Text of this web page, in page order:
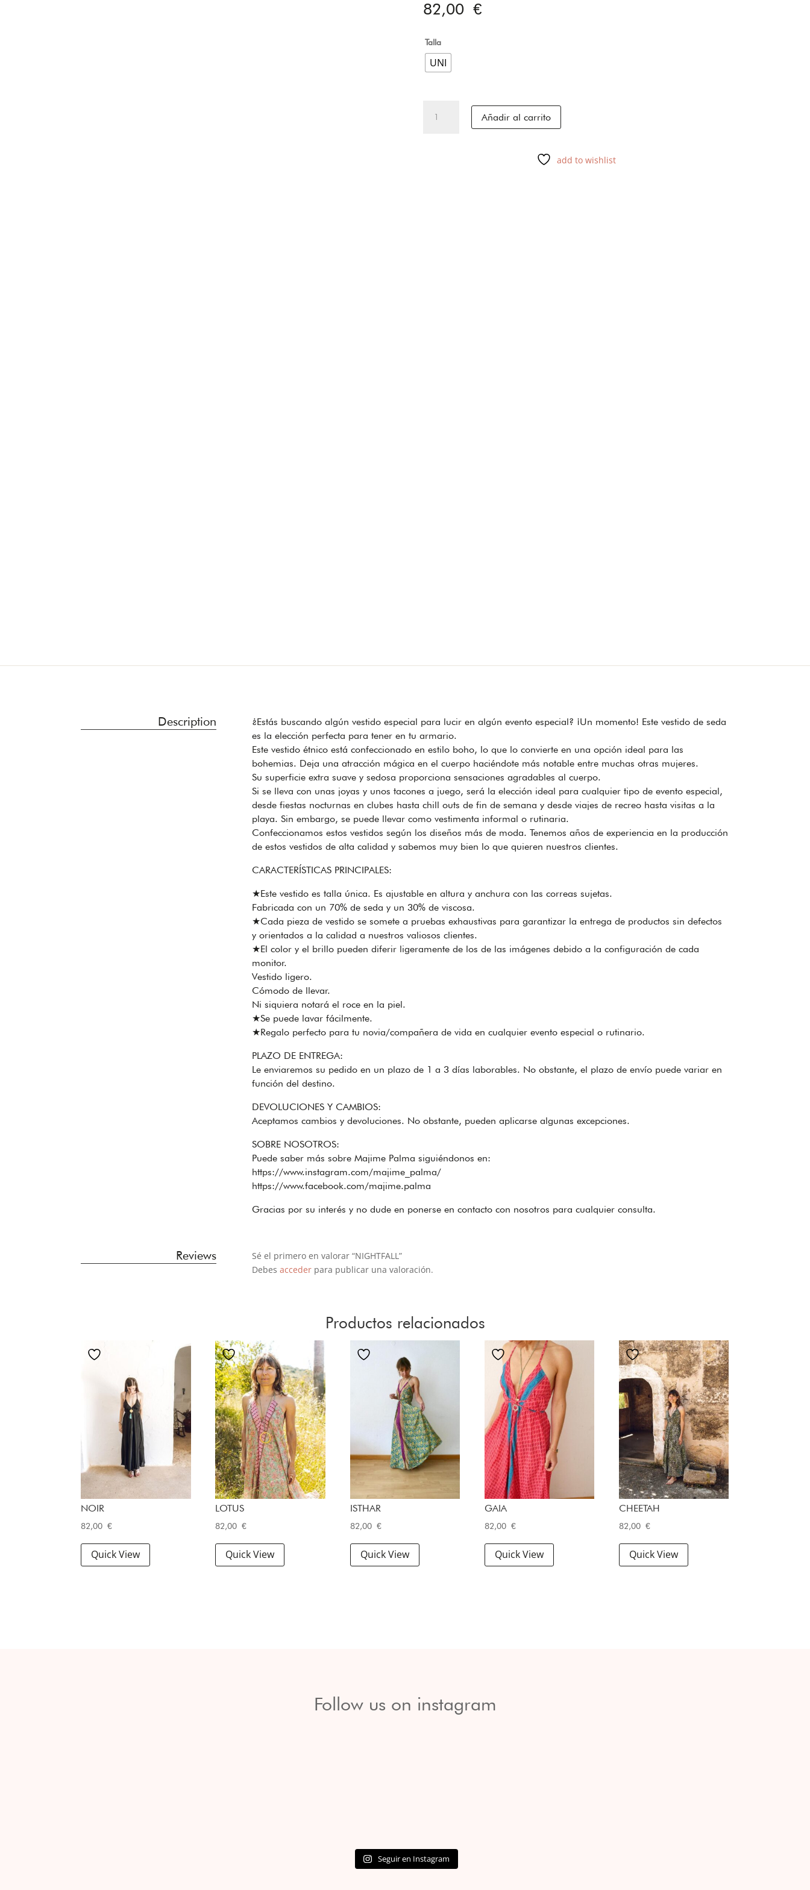
82,00 €
Talla
UNI
cantidad
Añadir al carrito
add to wishlist
Description
¿Estás buscando algún vestido especial para lucir en algún evento especial? ¡Un momento! Este vestido de seda
es la elección perfecta para tener en tu armario.
Este vestido étnico está confeccionado en estilo boho, lo que lo convierte en una opción ideal para las
bohemias. Deja una atracción mágica en el cuerpo haciéndote más notable entre muchas otras mujeres.
Su superficie extra suave y sedosa proporciona sensaciones agradables al cuerpo.
Si se lleva con unas joyas y unos tacones a juego, será la elección ideal para cualquier tipo de evento especial,
desde fiestas nocturnas en clubes hasta chill outs de fin de semana y desde viajes de recreo hasta visitas a la
playa. Sin embargo, se puede llevar como vestimenta informal o rutinaria.
Confeccionamos estos vestidos según los diseños más de moda. Tenemos años de experiencia en la producción
de estos vestidos de alta calidad y sabemos muy bien lo que quieren nuestros clientes.
CARACTERÍSTICAS PRINCIPALES:
★Este vestido es talla única. Es ajustable en altura y anchura con las correas sujetas.
Fabricada con un 70% de seda y un 30% de viscosa.
★Cada pieza de vestido se somete a pruebas exhaustivas para garantizar la entrega de productos sin defectos
y orientados a la calidad a nuestros valiosos clientes.
★El color y el brillo pueden diferir ligeramente de los de las imágenes debido a la configuración de cada
monitor.
Vestido ligero.
Cómodo de llevar.
Ni siquiera notará el roce en la piel.
★Se puede lavar fácilmente.
★Regalo perfecto para tu novia/compañera de vida en cualquier evento especial o rutinario.
PLAZO DE ENTREGA:
Le enviaremos su pedido en un plazo de 1 a 3 días laborables. No obstante, el plazo de envío puede variar en
función del destino.
DEVOLUCIONES Y CAMBIOS:
Aceptamos cambios y devoluciones. No obstante, pueden aplicarse algunas excepciones.
SOBRE NOSOTROS:
Puede saber más sobre Majime Palma siguiéndonos en:
https://www.instagram.com/majime_palma/
https://www.facebook.com/majime.palma
Gracias por su interés y no dude en ponerse en contacto con nosotros para cualquier consulta.
Reviews
Sé el primero en valorar “NIGHTFALL”
Debes accederpara publicar una valoración.
Productos relacionados
NOIR
82,00€
Quick View
LOTUS
82,00€
Quick View
ISTHAR
82,00 €
Quick View
GAIA
82,00 €
Quick View
CHEETAH
82,00 €
Quick View
Follow us on instagram
Seguir en Instagram